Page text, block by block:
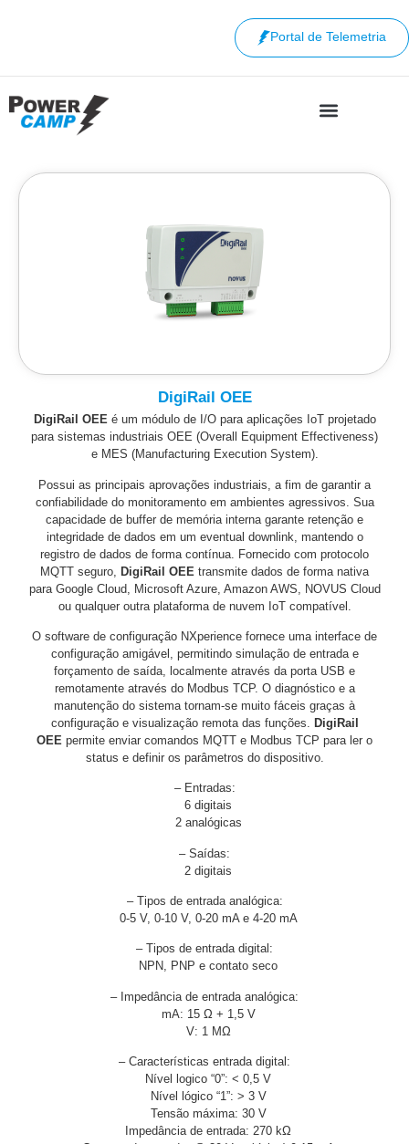
Portal de Telemetria
DigiRail OEE
DigiRail OEEé um módulo de I/O para aplicações IoT projetado
para sistemas industriais OEE (Overall Equipment Effectiveness)
e MES (Manufacturing Execution System).
Possui as principais aprovações industriais, a fim de garantir a
confiabilidade do monitoramento em ambientes agressivos. Sua
capacidade de buffer de memória interna garante retenção e
integridade de dados em um eventual downlink, mantendo o
registro de dados de forma contínua. Fornecido com protocolo
MQTT seguro, DigiRail OEE transmite dados de forma nativa
para Google Cloud, Microsoft Azure, Amazon AWS, NOVUS Cloud
ou qualquer outra plataforma de nuvem IoT compatível.
O software de configuração NXperience fornece uma interface de
configuração amigável, permitindo simulação de entrada e
forçamento de saída, localmente através da porta USB e
remotamente através do Modbus TCP. O diagnóstico e a
manutenção do sistema tornam-se muito fáceis graças à
configuração e visualização remota das funções.
DigiRail
OEE permite enviar comandos MQTT e Modbus TCP para ler o
status e definir os parâmetros do dispositivo.
– Entradas:
6 digitais
2 analógicas
– Saídas:
2 digitais
– Tipos de entrada analógica:
0-5 V, 0-10 V, 0-20 mA e 4-20 mA
– Tipos de entrada digital:
NPN, PNP e contato seco
– Impedância de entrada analógica:
mA: 15 Ω + 1,5 V
V: 1 MΩ
– Características entrada digital:
Nível logico “0”: < 0,5 V
Nível lógico “1”: > 3 V
Tensão máxima: 30 V
Impedância de entrada: 270 kΩ